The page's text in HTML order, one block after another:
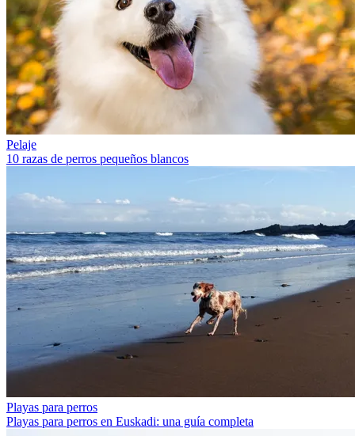
Pelaje
10 razas de perros pequeños blancos
Playas para perros
Playas para perros en Euskadi: una guía completa